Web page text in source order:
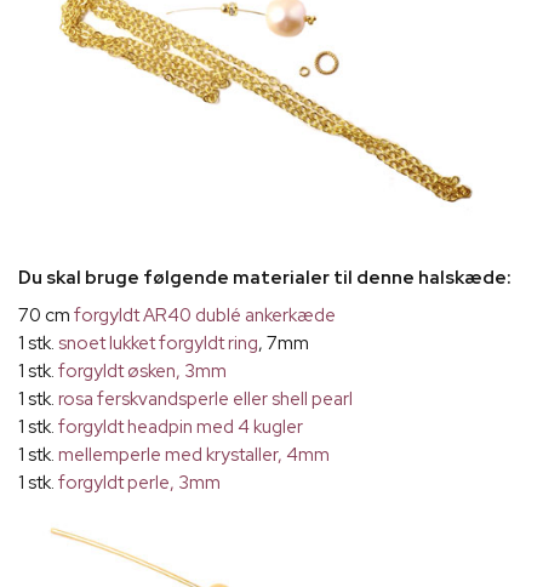
Du skal bruge følgende materialer til denne halskæde:
70 cm forgyldt AR40 dublé ankerkæde
1 stk. snoet lukket forgyldt ring, 7mm
1 stk. forgyldt øsken, 3mm
1 stk. rosa ferskvandsperle eller shell pearl
1 stk. forgyldt headpin med 4 kugler
1 stk. mellemperle med krystaller, 4mm
1 stk. forgyldt perle, 3mm